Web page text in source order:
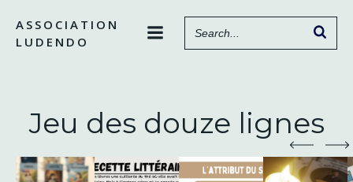
contenu
ASSOCIATION
LUDENDO
Jeu des douze lignes